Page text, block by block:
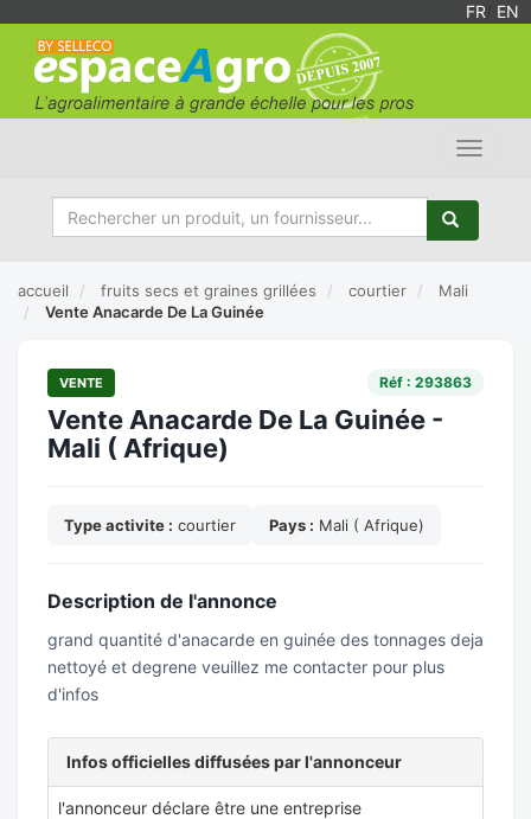
FR EN
Toggle
accueil fruits secs et graines grillées courtier
Mali
Vente Anacarde De La Guinée
VENTE Réf : 293863
Vente Anacarde De La Guinée -
Mali ( Afrique)
Type activite : courtier Pays : Mali ( Afrique)
Description de l'annonce
grand quantité d'anacarde en guinée des tonnages deja
nettoyé et degrene veuillez me contacter pour plus
d'infos
Infos officielles diffusées par l'annonceur
l'annonceur déclare être une entreprise